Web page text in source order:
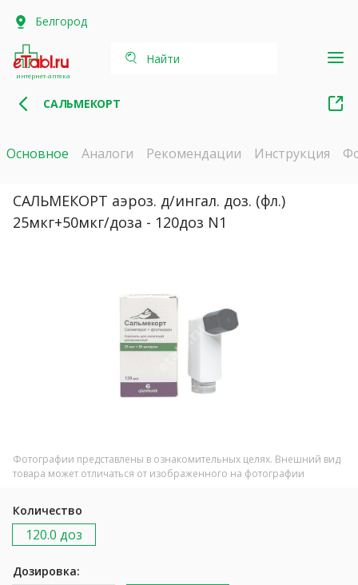
Белгород
интернет-аптека
Найти
САЛЬМЕКОРТ
Основное Аналоги Рекомендации Инструкция
САЛЬМЕКОРТ аэроз. д/ингал. доз. (фл.)
25мкг+50мкг/доза - 120доз N1
Фотографии представлены в ознакомительных целях. Внешний вид
товара может отличаться от изображенного на фотографии
Количество
120.0 доз
Дозировка: